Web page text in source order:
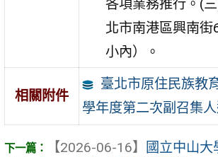
各項業務推行。(
北市南港區興南街
小內）。
相關附件
臺北市原住民族教
學年度第二次副召集
【2026-06-16】
國立中山